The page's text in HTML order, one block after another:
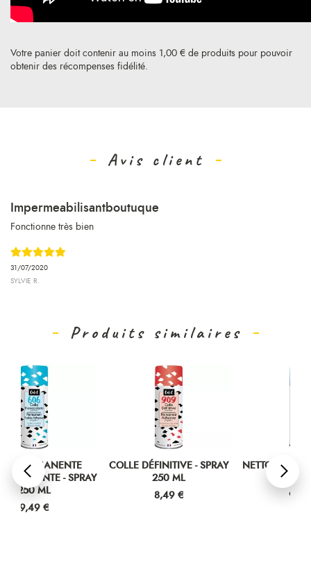
Votre panier doit contenir au moins 1,00 € de produits pour pouvoir
obtenir des récompenses fidélité.
Avis client
31/07/2020
SYLVIE R.
Impermeabilisantboutuque
Fonctionne très bien
Produits similaires
COLLE DÉFINITIVE - SPRAY
250 ML
NETTOYANT COLLE - SPRAY